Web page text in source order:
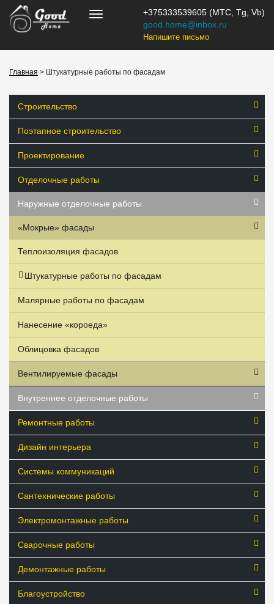
+375333539605 (МТС, Tg, Vb)
good.home@inbox.ru
Напишите письмо
Главная > Штукатурные работы по фасадам
Строительство
Поэтапное строительство
Проектирование
Отделочные работы
Наружные отделочные работы
«Мокрые» фасады
Теплоизоляция фасадов
Штукатурные работы по фасадам
Малярные работы по фасадам
Нанесение «короеда»
Облицовка фасадов
Вентилируемые фасады
Внутреннее отделочные работы
Ремонтные работы
Дизайн интерьера
Системы коммуникаций
Сантехнические работы
Электромонтажные работы
Сварочные работы
Демонтажные работы
Благоустройство